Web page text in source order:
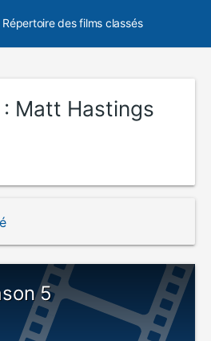
Répertoire des films classés
Matt Hastings
5